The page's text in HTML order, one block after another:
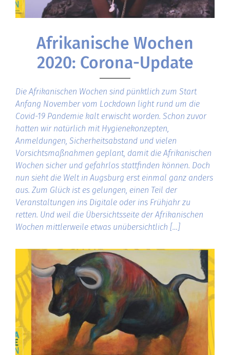
Afrikanische Wochen
2020: Corona-Update
Die Afrikanischen Wochen sind pünktlich zum Start
Anfang November vom Lockdown light rund um die
Covid-19 Pandemie kalt erwischt worden. Schon zuvor
hatten wir natürlich mit Hygienekonzepten,
Anmeldungen, Sicherheitsabstand und vielen
Vorsichtsmaßnahmen geplant, damit die Afrikanischen
Wochen sicher und gefahrlos stattfinden können. Doch
nun sieht die Welt in Augsburg erst einmal ganz anders
aus. Zum Glück ist es gelungen, einen Teil der
Veranstaltungen ins Digitale oder ins Frühjahr zu
retten. Und weil die Übersichtsseite der Afrikanischen
Wochen mittlerweile etwas unübersichtlich […]